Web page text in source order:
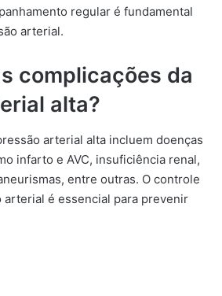
regular é fundamental
arterial.
complicações da
alta?
arterial alta incluem doenças
infarto e AVC, insuficiência renal,
entre outras. O controle
arterial é essencial para prevenir